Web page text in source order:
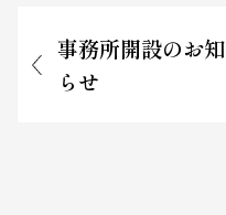
事務所開設のお知
らせ